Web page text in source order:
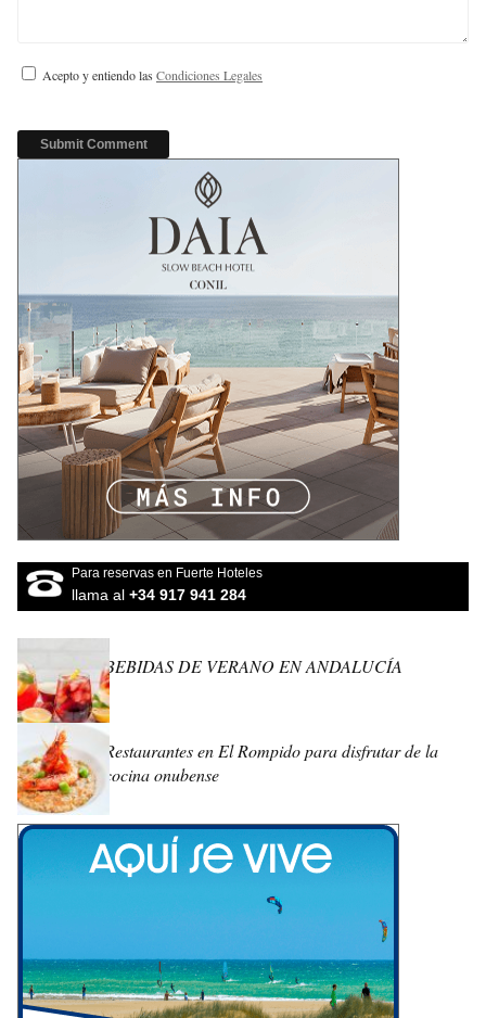
Acepto y entiendo las Condiciones Legales
Para reservas en Fuerte Hoteles
llama al +34 917 941 284
BEBIDAS DE VERANO EN ANDALUCÍA
Restaurantes en El Rompido para disfrutar de la
cocina onubense